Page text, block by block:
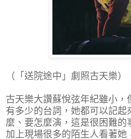
（「送院途中」劇照古天樂）
古天樂大讚蘇悅弦年紀雖小
有多少的台詞，她都可以記
麼、要怎麼演，這是很困難
加上現場很多的陌生人看著她